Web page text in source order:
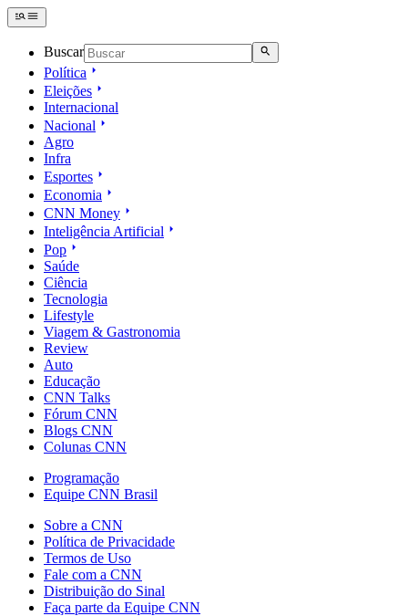
Buscar
Política
Eleições
Internacional
Nacional
Agro
Infra
Esportes
Economia
CNN Money
Inteligência Artificial
Pop
Saúde
Ciência
Tecnologia
Lifestyle
Viagem & Gastronomia
Review
Auto
Educação
CNN Talks
Fórum CNN
Blogs CNN
Colunas CNN
Programação
Equipe CNN Brasil
Sobre a CNN
Política de Privacidade
Termos de Uso
Fale com a CNN
Distribuição do Sinal
Faça parte da Equipe CNN